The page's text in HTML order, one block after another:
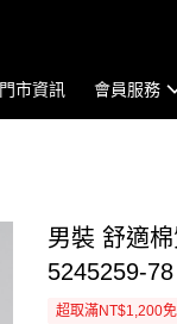
門市資訊 會員服務
男裝 舒適
5245259-78
超取滿NT$1,200